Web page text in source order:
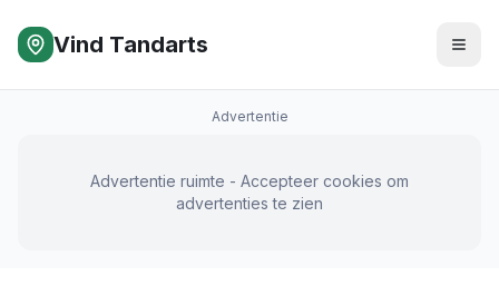
Vind Tandarts
Advertentie
Advertentie ruimte - Accepteer cookies om
advertenties te zien